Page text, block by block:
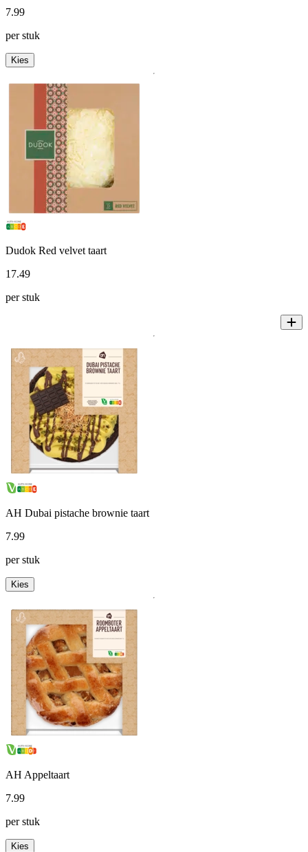
7.99
per stuk
Kies
Dudok Red velvet taart
17.49
per stuk
AH Dubai pistache brownie taart
7.99
per stuk
Kies
AH Appeltaart
7.99
per stuk
Kies